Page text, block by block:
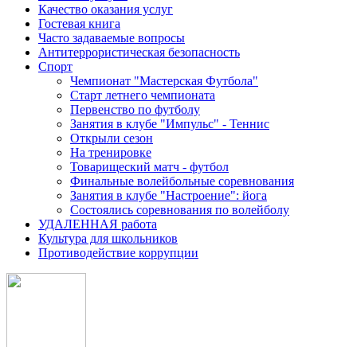
Качество оказания услуг
Гостевая книга
Часто задаваемые вопросы
Антитеррористическая безопасность
Спорт
Чемпионат "Мастерская Футбола"
Старт летнего чемпионата
Первенство по футболу
Занятия в клубе "Импульс" - Теннис
Открыли сезон
На тренировке
Товарищеский матч - футбол
Финальные волейбольные соревнования
Занятия в клубе "Настроение": йога
Состоялись соревнования по волейболу
УДАЛЕННАЯ работа
Культура для школьников
Противодействие коррупции